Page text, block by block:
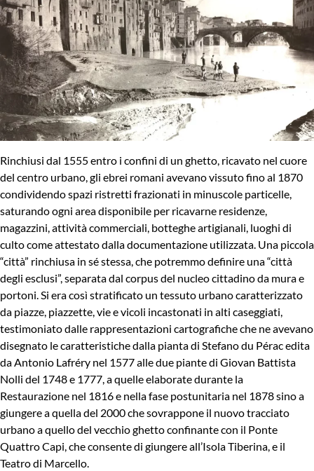
Rinchiusi dal 1555 entro i confini di un ghetto, ricavato nel cuore
del centro urbano, gli ebrei romani avevano vissuto fino al 1870
condividendo spazi ristretti frazionati in minuscole particelle,
saturando ogni area disponibile per ricavarne residenze,
magazzini, attività commerciali, botteghe artigianali, luoghi di
culto come attestato dalla documentazione utilizzata. Una piccola
“città” rinchiusa in sé stessa, che potremmo definire una “città
degli esclusi”, separata dal corpus del nucleo cittadino da mura e
portoni. Si era così stratificato un tessuto urbano caratterizzato
da piazze, piazzette, vie e vicoli incastonati in alti caseggiati,
testimoniato dalle rappresentazioni cartografiche che ne avevano
disegnato le caratteristiche dalla pianta di Stefano du Pérac edita
da Antonio Lafréry nel 1577 alle due piante di Giovan Battista
Nolli del 1748 e 1777, a quelle elaborate durante la
Restaurazione nel 1816 e nella fase postunitaria nel 1878 sino a
giungere a quella del 2000 che sovrappone il nuovo tracciato
urbano a quello del vecchio ghetto confinante con il Ponte
Quattro Capi, che consente di giungere all’Isola Tiberina, e il
Teatro di Marcello.